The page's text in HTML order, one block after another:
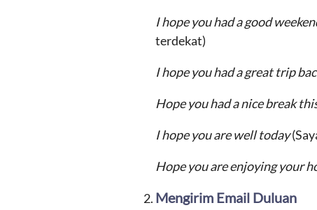
I hope you had a good
terdekat)
I hope you had a great trip
Hope you had a nice break
I hope you are well today
Hope you are enjoying your
Mengirim Email Duluan